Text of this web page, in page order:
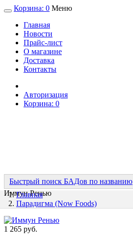
Корзина: 0 Меню
Главная
Новости
Прайс-лист
О магазине
Доставка
Контакты
Авторизация
Корзина: 0
Быстрый поиск БАДов по названию
Иммун Ренью
Главная
Парадигма (Now Foods)
1 265 руб.